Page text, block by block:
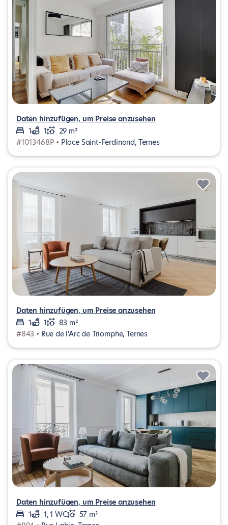
Daten hinzufügen, um Preise anzusehen
1
1
29 m²
#1013468P • Place Saint-Ferdinand, Ternes
Daten hinzufügen, um Preise anzusehen
1
1
83 m²
#843 • Rue de l'Arc de Triomphe, Ternes
Daten hinzufügen, um Preise anzusehen
1
1, 1 WC
57 m²